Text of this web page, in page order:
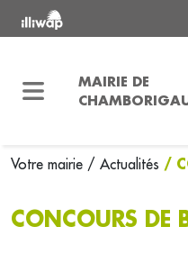
MAIRIE DE
Votre mairie / Actualités /
CONCOURS DE